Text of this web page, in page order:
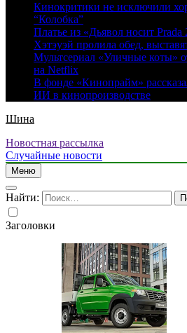
Кинокритики не исключили
“Колобка”
Платье из «Дьявол носит
Хэтэуэй пролила обед,
Мультсериал «Уличные коты»
на Netflix
В фонде «Кинопрайм»
ИИ в кинопроизводстве
Шина
Новостная рассылка
Случайные новости
Меню
Найти:
Заголовки